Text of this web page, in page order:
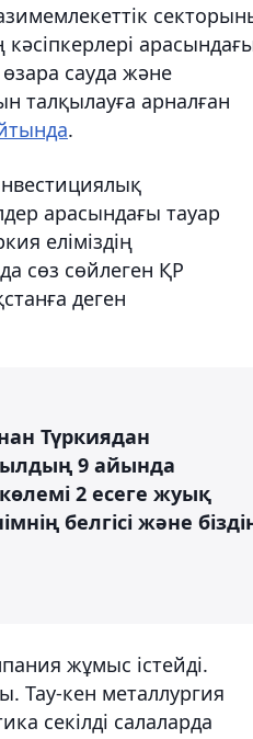
сауда және
талқылауға арналған
.
арасындағы тауар
еліміздің
сөз сөйлеген ҚР
деген
Түркиядан
9 айында
2 есеге жуық
белгісі және
жұмыс істейді.
Тау-кен металлургия
секілді салаларда